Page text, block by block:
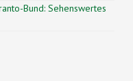
Bund: Sehenswertes